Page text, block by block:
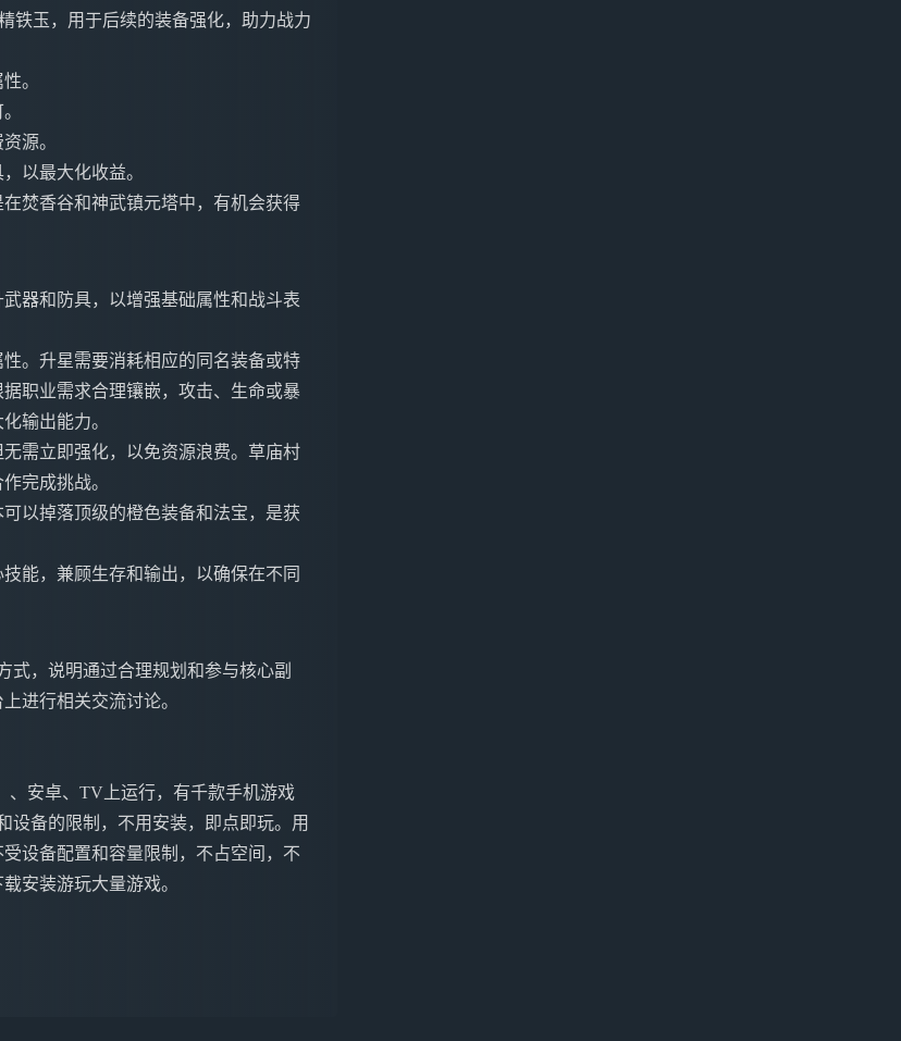
铁玉，用于后续的装备强化，助力战力
。
源。
以最大化收益。
焚香谷和神武镇元塔中，有机会获得
器和防具，以增强基础属性和战斗表
。升星需要消耗相应的同名装备或特
职业需求合理镶嵌，攻击、生命或暴
输出能力。
需立即强化，以免资源浪费。草庙村
完成挑战。
以掉落顶级的橙色装备和法宝，是获
能，兼顾生存和输出，以确保在不同
式，说明通过合理规划和参与核心副
进行相关交流讨论。
、安卓、TV上运行，有千款手机游戏
设备的限制，不用安装，即点即玩。用
设备配置和容量限制，不占空间，不
安装游玩大量游戏。